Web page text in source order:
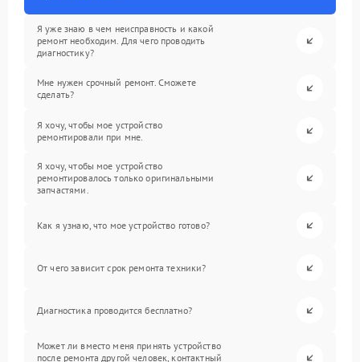
Я уже знаю в чем неисправность и какой
ремонт необходим. Для чего проводить
диагностику?
Мне нужен срочный ремонт. Сможете
сделать?
Я хочу, чтобы мое устройство
ремонтировали при мне.
Я хочу, чтобы мое устройство
ремонтировалось только оригинальными
запчастями.
Как я узнаю, что мое устройство готово?
От чего зависит срок ремонта техники?
Диагностика проводится бесплатно?
Может ли вместо меня принять устройство
после ремонта другой человек, контактный